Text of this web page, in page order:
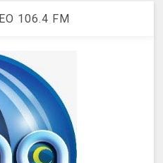
106.4 FM